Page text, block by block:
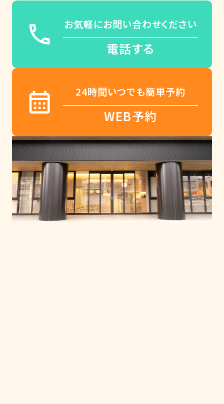
お気軽にお問い合わせください
電話する
24時間いつでも簡単予約
WEB予約